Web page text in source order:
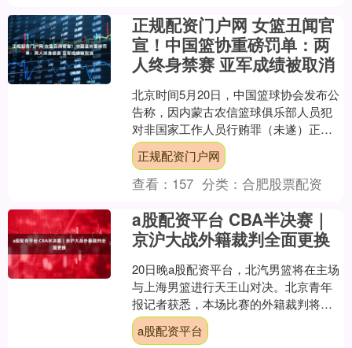
正规配资门户网 女篮丑闻官
宣！中国篮协重磅罚单：两
人终身禁赛 亚军成绩被取消
北京时间5月20日，中国篮球协会发布公
告称，因内蒙古农信篮球俱乐部人员犯
对非国家工作人员行贿罪（未遂）正规
配资门户网，中国篮协作出多项严厉处
罚。 根据刑事判决书....
正规配资门户网
查看： 157 分类：合肥股票配资
a股配资平台 CBA半决赛｜
京沪大战外籍裁判全面更换
20日晚a股配资平台，北汽男篮将在主场
与上海男篮进行天王山对决。北京青年
报记者获悉，本场比赛的外籍裁判将全
面更换，执法者为此前浙江广厦与深圳
男篮比赛的塞尔维亚裁....
a股配资平台